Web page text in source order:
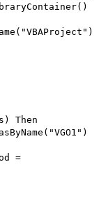
Then
=